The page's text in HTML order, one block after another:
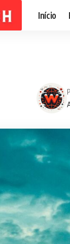
Início